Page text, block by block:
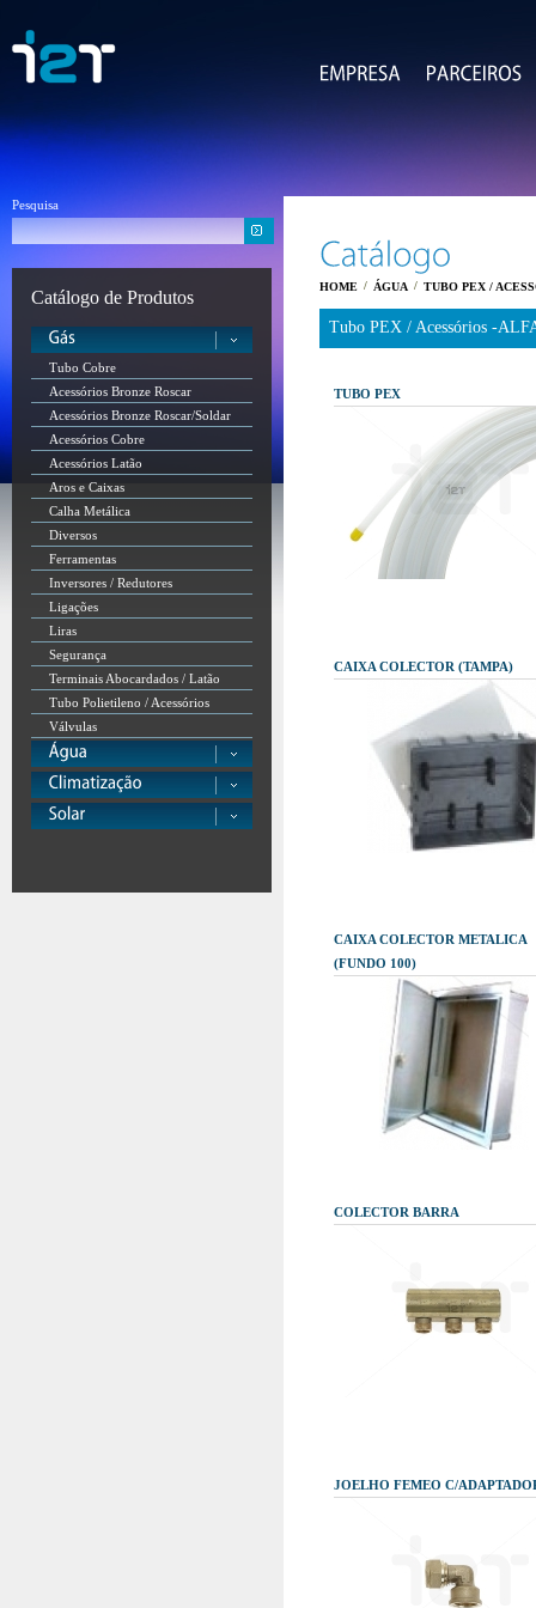
Pesquisa
Catálogo de Produtos
Tubo Cobre
Acessórios Bronze Roscar
Acessórios Bronze Roscar/Soldar
Acessórios Cobre
Acessórios Latão
Aros e Caixas
Calha Metálica
Diversos
Ferramentas
Inversores / Redutores
Ligações
Liras
Segurança
Terminais Abocardados / Latão
Tubo Polietileno / Acessórios
Válvulas
HOME / ÁGUA / TUBO PEX /
Tubo PEX / Acessórios -
TUBO PEX
CAIXA COLECTOR (TAMPA)
CAIXA COLECTOR METALICA
(FUNDO 100)
COLECTOR BARRA
JOELHO FEMEO C/